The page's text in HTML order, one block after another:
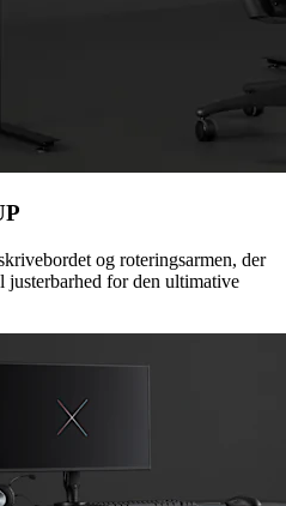
og roteringsarmen, der
justerbarhed for den ultimative